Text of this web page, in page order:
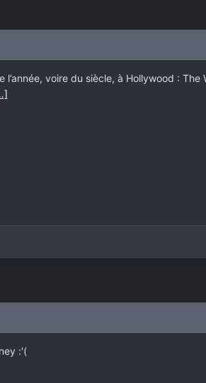
l’année, voire du siècle, à Hollywood :
:'(